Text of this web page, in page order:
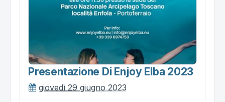
Presentazione Di Enjoy Elba 2023
giovedì 29 giugno 2023